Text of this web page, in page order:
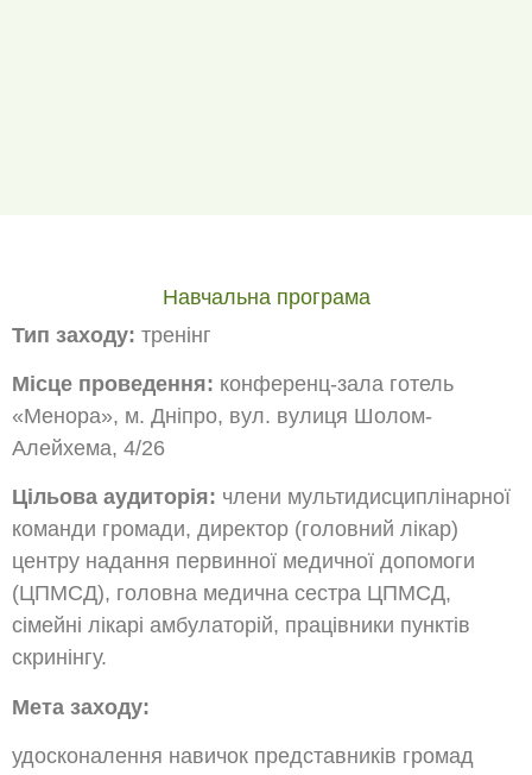
Навчальна програма
Тип заходу: тренінг
Місце проведення: конференц-зала готель
«Менора», м. Дніпро, вул. вулиця Шолом-
Алейхема, 4/26
Цільова аудиторія: члени мультидисциплінарної
команди громади, директор (головний лікар)
центру надання первинної медичної допомоги
(ЦПМСД), головна медична сестра ЦПМСД,
сімейні лікарі амбулаторій, працівники пунктів
скринінгу.
Мета заходу:
удосконалення навичок представників громад